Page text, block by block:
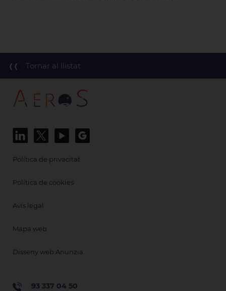
Tornar al llistat
Política de privacitat
Política de cookies
Avís legal
Mapa web
Disseny web Anunzia
93 337 04 50